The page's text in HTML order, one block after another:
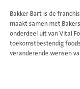
Bakker Bart is de
maakt samen met
onderdeel uit van Vital
toekomstbestendig
veranderende wensen